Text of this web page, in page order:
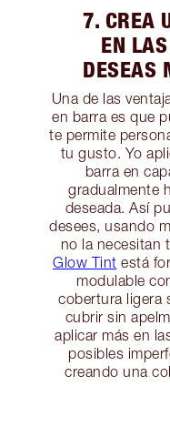
7. CREA
EN
DESEAS
Una de las
en barra es que
te permite
tu gusto. Yo
barra en
gradualmente
deseada. Así
desees, usando
no la necesitan
Glow Tint está
modulable
cobertura ligera
cubrir sin
aplicar más en
posibles
creando una